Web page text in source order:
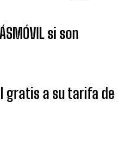
si son
gratis a su tarifa de